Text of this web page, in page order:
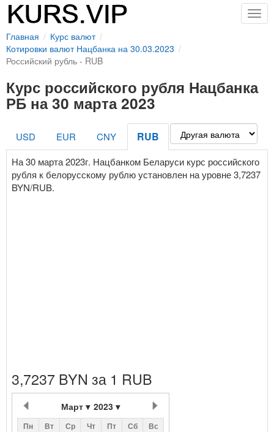
Главная
Курс валют
Котировки валют Нацбанка на 30.03.2023
Российский рубль - RUB
Курс российского рубля Нацбанка
РБ на 30 марта 2023
USD EUR CNY RUB
На 30 марта 2023г. Нацбанком Беларуси курс российского
рубля к белорусскому рублю установлен на уровне 3,7237
BYN/RUB.
3,7237 BYN за 1 RUB
Март 2023
Пн Вт Ср Чт Пт Сб
Вс